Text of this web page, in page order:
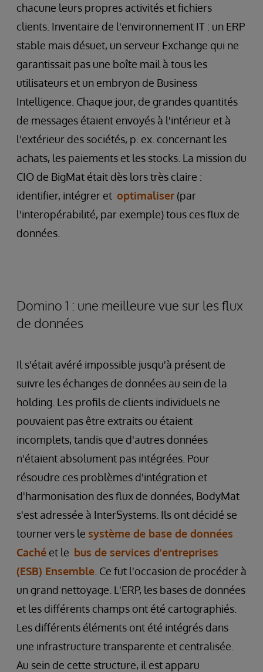
chacune leurs propres activités et fichiers
clients. Inventaire de l'environnement IT : un ERP
stable mais désuet, un serveur Exchange qui ne
garantissait pas une boîte mail à tous les
utilisateurs et un embryon de Business
Intelligence. Chaque jour, de grandes quantités
de messages étaient envoyés à l'intérieur et à
l'extérieur des sociétés, p. ex. concernant les
achats, les paiements et les stocks. La mission du
CIO de BigMat était dès lors très claire :
identifier, intégrer et optimaliser (par
l'interopérabilité, par exemple) tous ces flux de
données.
Domino 1 : une meilleure vue sur les flux
de données
Il s'était avéré impossible jusqu'à présent de
suivre les échanges de données au sein de la
holding. Les profils de clients individuels ne
pouvaient pas être extraits ou étaient
incomplets, tandis que d'autres données
n'étaient absolument pas intégrées. Pour
résoudre ces problèmes d'intégration et
d'harmonisation des flux de données, BodyMat
s'est adressée à InterSystems. Ils ont décidé se
tourner vers le système de base de données
Caché et le bus de services d'entreprises
(ESB) Ensemble . Ce fut l'occasion de procéder à
un grand nettoyage. L'ERP, les bases de données
et les différents champs ont été cartographiés.
Les différents éléments ont été intégrés dans
une infrastructure transparente et centralisée.
Au sein de cette structure, il est apparu